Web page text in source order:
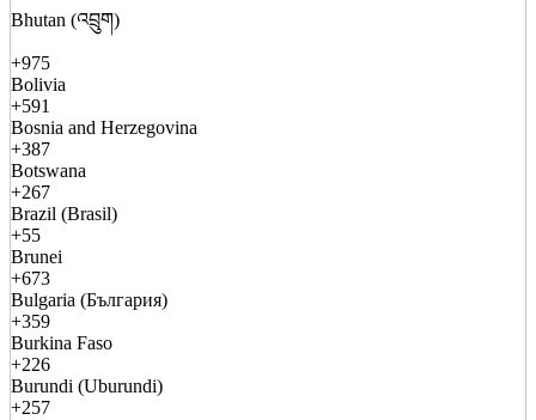
Bhutan (འབྲུག)
+975
Bolivia
+591
Bosnia and Herzegovina
+387
Botswana
+267
Brazil (Brasil)
+55
Brunei
+673
Bulgaria (България)
+359
Burkina Faso
+226
Burundi (Uburundi)
+257